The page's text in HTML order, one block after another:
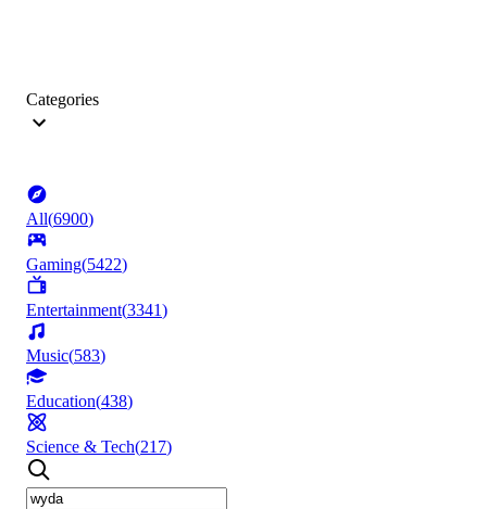
Categories
All(6900)
Gaming(5422)
Entertainment(3341)
Music(583)
Education(438)
Science & Tech(217)